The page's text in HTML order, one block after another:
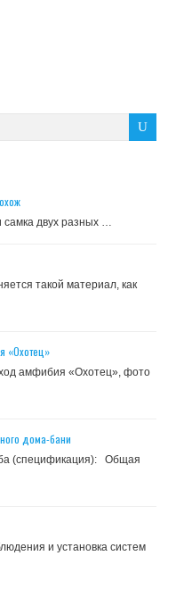
самка двух разных …
такой материал, как
«Охотец»
амфибия «Охотец», фото
дома-бани
(спецификация): Общая
и установка систем